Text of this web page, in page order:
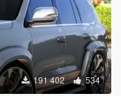
191 402 534